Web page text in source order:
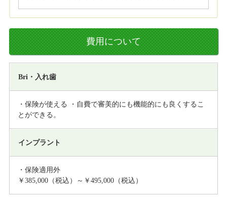
費用について
Bri・入れ歯
・保険が使える ・自費で審美的にも機能的にも良くするこ
とができる。
インプラント
・保険適用外
￥385,000（税込）～￥495,000（税込）